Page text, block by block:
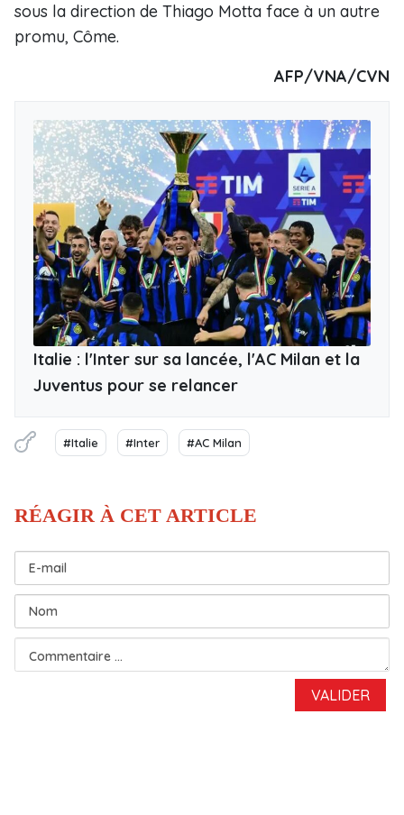
sous la direction de Thiago Motta face à un autre
promu, Côme.
AFP/VNA/CVN
Italie : l'Inter sur sa lancée, l'AC Milan et la
Juventus pour se relancer
#Italie #Inter #AC Milan